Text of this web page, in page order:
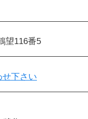
望116番5
せ下さい